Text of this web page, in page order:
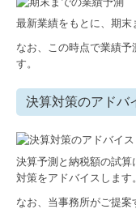
最新業績をもとに、期末
なお、この時点で業績
す。
決算対策のアドバ
決算予測と納税額の試
対策をアドバイスします。
なお、当事務所がご提